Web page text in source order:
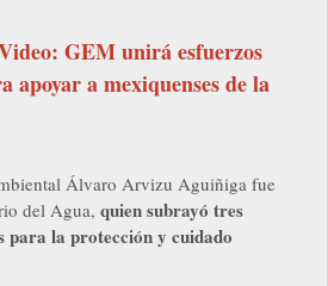
GEM unirá esfuerzos
apoyar a mexiquenses de la
Álvaro Arvizu Aguiñiga fue
del Agua, quien subrayó tres
para la protección y cuidado